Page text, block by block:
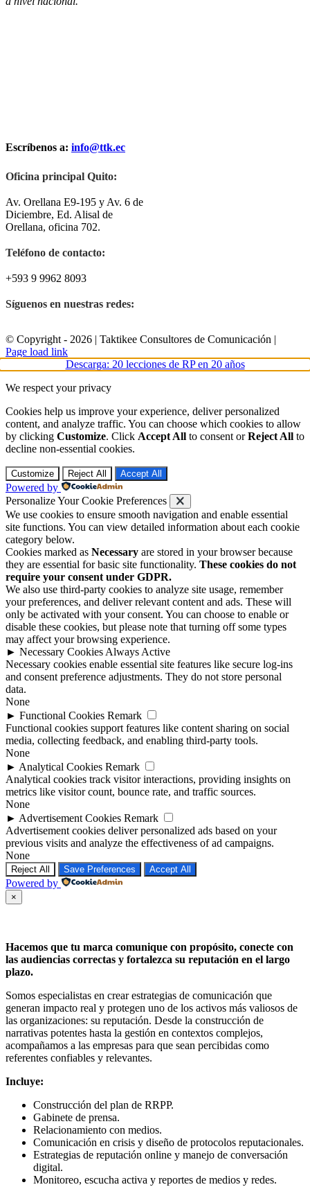
Escríbenos a: info@ttk.ec
Oficina principal Quito:
Av. Orellana E9-195 y Av. 6 de
Diciembre, Ed. Alisal de
Orellana, oficina 702.
Teléfono de contacto:
+593 9 9962 8093
Síguenos en nuestras redes:
© Copyright - 2026 | Taktikee Consultores de Comunicación |
Facebook
Instagram
LinkedIn
X
Page load link
Descarga: 20 lecciones de RP en 20 años
We respect your privacy
Cookies help us improve your experience, deliver personalized
content, and analyze traffic. You can choose which cookies to allow
by clicking Customize. Click Accept All to consent orReject All to
decline non-essential cookies.
Customize Reject All Accept All
Powered by
Personalize Your Cookie Preferences
We use cookies to ensure smooth navigation and enable essential
site functions. You can view detailed information about each cookie
category below.
Cookies marked as Necessary are stored in your browser because
they are essential for basic site functionality. These cookies do not
require your consent under GDPR.
We also use third-party cookies to analyze site usage, remember
your preferences, and deliver relevant content and ads. These will
only be activated with your consent. You can choose to enable or
disable these cookies, but please note that turning off some types
may affect your browsing experience.
► Necessary Cookies Always Active
Necessary cookies enable essential site features like secure log-ins
and consent preference adjustments. They do not store personal
data.
None
► Functional Cookies Remark
Functional cookies support features like content sharing on social
media, collecting feedback, and enabling third-party tools.
None
► Analytical Cookies Remark
Analytical cookies track visitor interactions, providing insights on
metrics like visitor count, bounce rate, and traffic sources.
None
► Advertisement Cookies Remark
Advertisement cookies deliver personalized ads based on your
previous visits and analyze the effectiveness of ad campaigns.
None
Reject All Save Preferences Accept All
Powered by
Ir
a
×
Hacemos que tu marca comunique con propósito, conecte con
las audiencias correctas y fortalezca su reputación en el largo
plazo.
Somos especialistas en crear estrategias de comunicación que
generan impacto real y protegen uno de los activos más valiosos de
las organizaciones: su reputación. Desde la construcción de
narrativas potentes hasta la gestión en contextos complejos,
acompañamos a las empresas para que sean percibidas como
referentes confiables y relevantes.
Incluye:
Construcción del plan de RRPP.
Gabinete de prensa.
Relacionamiento con medios.
Comunicación en crisis y diseño de protocolos reputacionales.
Estrategias de reputación online y manejo de conversación
digital.
Monitoreo, escucha activa y reportes de medios y redes.